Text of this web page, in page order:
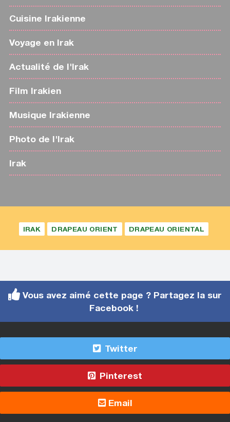
Cuisine Irakienne
Voyage en Irak
Actualité de l'Irak
Film Irakien
Musique Irakienne
Photo de l'Irak
Irak
IRAK DRAPEAU ORIENT DRAPEAU ORIENTAL
Vous avez aimé cette page ? Partagez la sur
Facebook !
Twitter
Pinterest
Email